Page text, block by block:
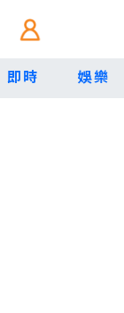
即時 娛樂